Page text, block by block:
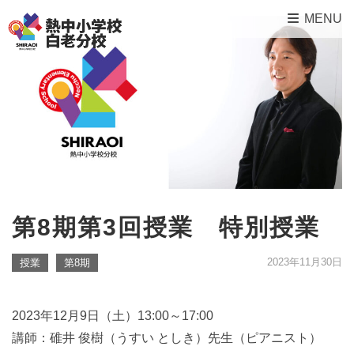
MENU
第8期第3回授業 特別授業
授業 第8期 2023年11月30日
2023年12月9日（土）13:00～17:00
講師：碓井 俊樹（うすい としき）先生（ピアニスト）